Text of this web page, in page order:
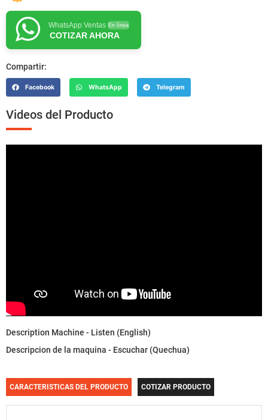
WhatsApp Ventas En línea
COTIZAR AHORA
Compartir:
Facebook WhatsApp Telegram
Videos del Producto
Description Machine - Listen (English)
Descripcion de la maquina - Escuchar (Quechua)
CARACTERISTICAS DEL PRODUCTO COTIZAR PRODUCTO